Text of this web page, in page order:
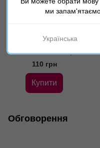
Металева форма
Ромова баба d-23см, h-
9,5см
110 грн
Купити
Обговорення
ми
Українська